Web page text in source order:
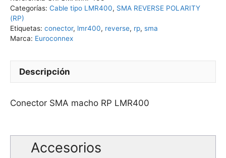
LMR400
Categorías: Cable tipo LMR400, SMA REVERSE POLARITY
(RP)
Etiquetas: conector, lmr400, reverse, rp, sma
Marca: Euroconnex
Descripción
Conector SMA macho RP LMR400
Accesorios